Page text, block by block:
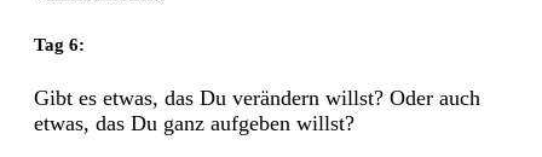
Tag 6:
Gibt es etwas, das Du verändern willst? Oder auch
etwas, das Du ganz aufgeben willst?